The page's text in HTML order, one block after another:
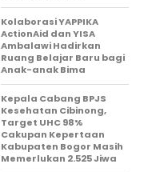
Kolaborasi YAPPIKA
ActionAid dan YISA
Ambalawi Hadirkan
Ruang Belajar Baru bagi
Anak-anak Bima
Kepala Cabang BPJS
Kesehatan Cibinong,
Target UHC 98%
Cakupan Kepertaan
Kabupaten Bogor Masih
Memerlukan 2.525 Jiwa